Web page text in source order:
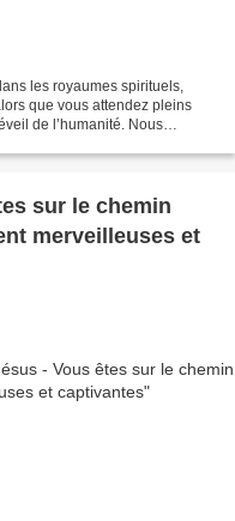
les royaumes spirituels,
que vous attendez pleins
de l’humanité. Nous
sur le chemin
merveilleuses et